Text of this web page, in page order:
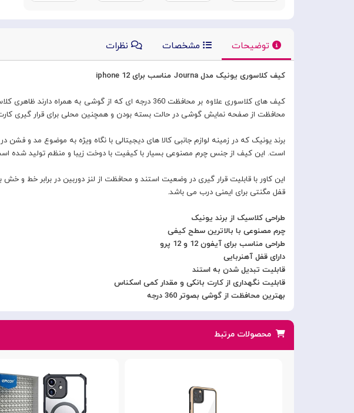
توضیحات مشخصات نظرات
کیف کلاسوری یونیک مدل Journa مناسب برای iphone 12
کیف های کلاسوری علاوه بر محافظت 360 درجه ای که از
محافظت از صفحه نمایش گوشی در حالت بسته بودن و همچنین محلی برای قرار گیری
است. این کیف از جنس چرم مصنوعی بسیار با کیفیت با دوخت زیبا و منظم تولید شده
این کاور با قابلیت قرار گیری در وضعیت استند و محافظت از لنز دوربین در برابر خط
قفل مگنتی برای ایمنی درب می باشد.
طراحی کلاسیک از برند یونیک
چرم مصنوعی با بالاترین سطح کیفی
طراحی مناسب برای آیفون 12 و 12 پرو
دارای قفل آهنربایی
قابلیت تبدیل شدن به استند
قابلیت نگهداری از کارت بانکی و مقدار کمی اسکناس
بهترین محافظت از گوشی بصوتر 360 درجه
محصولات مرتبط